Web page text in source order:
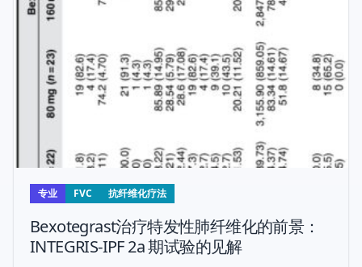
专业 FVC 抗纤维化疗法
Bexotegrast治疗特发性肺纤维化的前景：
INTEGRIS-IPF 2a 期试验的见解